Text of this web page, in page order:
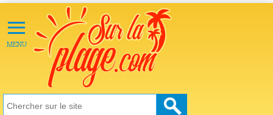
≡
MENU
ACTU
LOISIRS
NATURE